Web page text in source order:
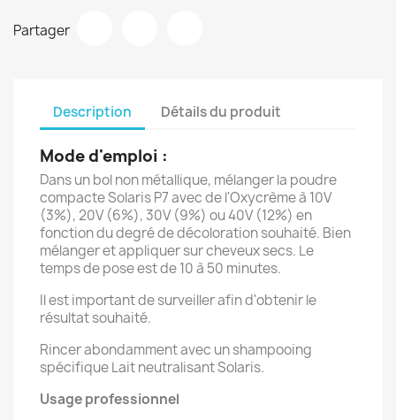
Partager
Description Détails du produit
Mode d'emploi :
Dans un bol non métallique, mélanger la poudre
compacte Solaris P7 avec de l'Oxycrème à 10V
(3%), 20V (6%), 30V (9%) ou 40V (12%) en
fonction du degré de décoloration souhaité. Bien
mélanger et appliquer sur cheveux secs. Le
temps de pose est de 10 à 50 minutes.
Il est important de surveiller afin d'obtenir le
résultat souhaité.
Rincer abondamment avec un shampooing
spécifique Lait neutralisant Solaris.
Usage professionnel